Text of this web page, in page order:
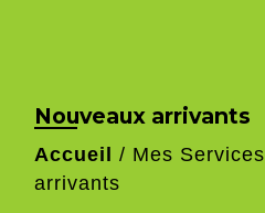
Nouveaux arrivants
Accueil / Mes Services
arrivants